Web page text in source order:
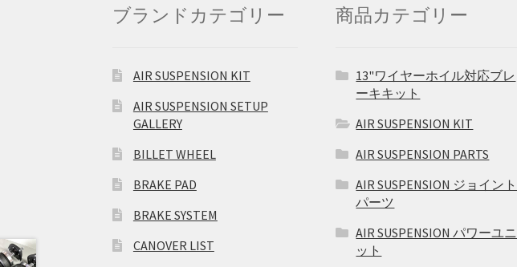
ブランドカテゴリー
AIR SUSPENSION KIT
AIR SUSPENSION SETUP
GALLERY
BILLET WHEEL
BRAKE PAD
BRAKE SYSTEM
CANOVER LIST
商品カテゴリー
13"ワイヤーホイル対応ブレ
ーキキット
AIR SUSPENSION KIT
AIR SUSPENSION PARTS
AIR SUSPENSION ジョイント
パーツ
AIR SUSPENSION パワーユニ
ット